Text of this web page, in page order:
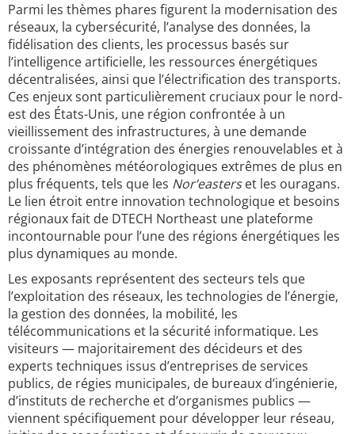
Parmi les thèmes phares figurent la modernisation des
réseaux, la cybersécurité, l’analyse des données, la
fidélisation des clients, les processus basés sur
l’intelligence artificielle, les ressources énergétiques
décentralisées, ainsi que l’électrification des transports.
Ces enjeux sont particulièrement cruciaux pour le nord-
est des États-Unis, une région confrontée à un
vieillissement des infrastructures, à une demande
croissante d’intégration des énergies renouvelables et à
des phénomènes météorologiques extrêmes de plus en
plus fréquents, tels que les Nor’easterset les ouragans.
Le lien étroit entre innovation technologique et besoins
régionaux fait de DTECH Northeast une plateforme
incontournable pour l’une des régions énergétiques les
plus dynamiques au monde.
Les exposants représentent des secteurs tels que
l’exploitation des réseaux, les technologies de l’énergie,
la gestion des données, la mobilité, les
télécommunications et la sécurité informatique. Les
visiteurs — majoritairement des décideurs et des
experts techniques issus d’entreprises de services
publics, de régies municipales, de bureaux d’ingénierie,
d’instituts de recherche et d’organismes publics —
viennent spécifiquement pour développer leur réseau,